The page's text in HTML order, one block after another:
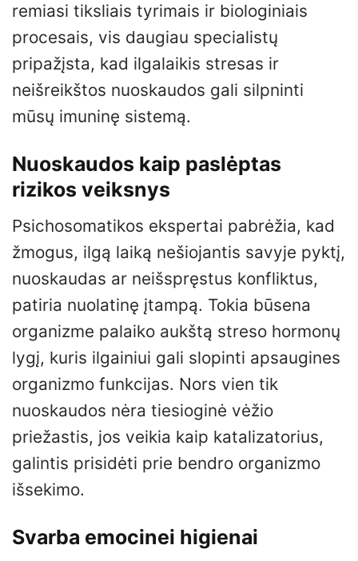
remiasi tiksliais tyrimais ir biologiniais
procesais, vis daugiau specialistų
pripažįsta, kad ilgalaikis stresas ir
neišreikštos nuoskaudos gali silpninti
mūsų imuninę sistemą.
Nuoskaudos kaip paslėptas
rizikos veiksnys
Psichosomatikos ekspertai pabrėžia, kad
žmogus, ilgą laiką nešiojantis savyje pyktį,
nuoskaudas ar neišspręstus konfliktus,
patiria nuolatinę įtampą. Tokia būsena
organizme palaiko aukštą streso hormonų
lygį, kuris ilgainiui gali slopinti apsaugines
organizmo funkcijas. Nors vien tik
nuoskaudos nėra tiesioginė vėžio
priežastis, jos veikia kaip katalizatorius,
galintis prisidėti prie bendro organizmo
išsekimo.
Svarba emocinei higienai